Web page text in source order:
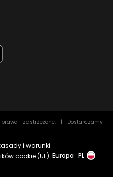
zastrzeżone. | Dostarczamy
i warunki
cookie (UE) Europa PL